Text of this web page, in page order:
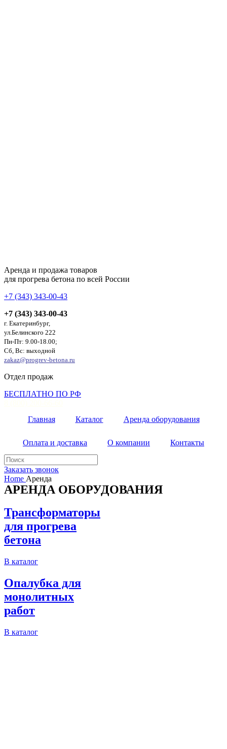
Аренда и продажа товаров
для прогрева бетона по всей России
+7 (343) 343-00-43
+7 (343) 343-00-43
г. Екатеринбург,
ул.Белинского 222
Пн-Пт: 9.00-18.00;
Сб, Вс: выходной
zakaz@progrev-betona.ru
Отдел продаж
БЕСПЛАТНО ПО РФ
Главная
Каталог Аренда оборудования
Оплата и доставка О компании Контакты
Заказать звонок
Home Аренда
АРЕНДА ОБОРУДОВАНИЯ
Трансформаторы
для прогрева
бетона
В каталог
Опалубка для
монолитных
работ
В каталог